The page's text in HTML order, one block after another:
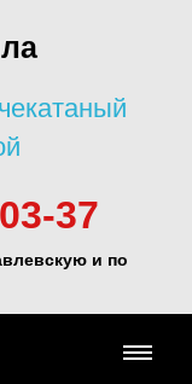
37
и по